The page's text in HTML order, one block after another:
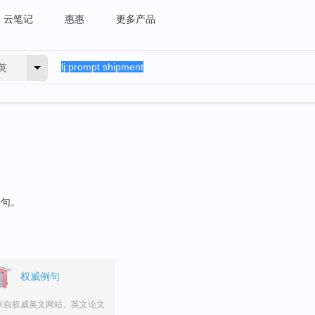
云笔记 惠惠 更多产品
。
权威例句
自权威英文网站、英文论文